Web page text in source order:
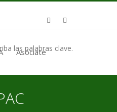
Asóciate
las palabras clave.